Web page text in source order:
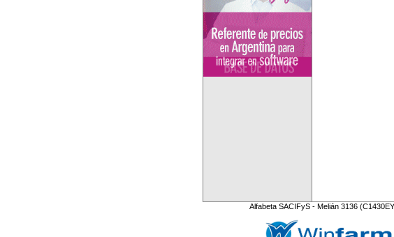
Alfabeta SACIFyS - Melián 3136